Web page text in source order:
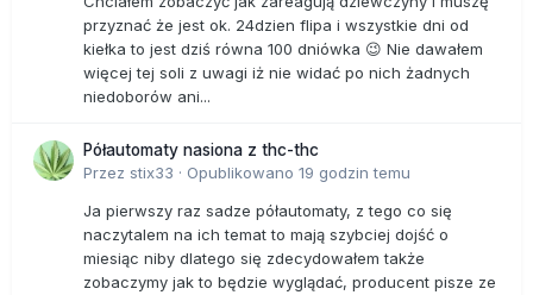
przyznać że jest ok. 24dzien flipa i wszystkie dni od
kiełka to jest dziś równa 100 dniówka 😉 Nie dawałem
więcej tej soli z uwagi iż nie widać po nich żadnych
niedoborów ani...
Półautomaty nasiona z thc-thc
Przez stix33 · Opublikowano 19 godzin temu
Ja pierwszy raz sadze półautomaty, z tego co się
naczytalem na ich temat to mają szybciej dojść o
miesiąc niby dlatego się zdecydowałem także
zobaczymy jak to będzie wyglądać, producent pisze ze